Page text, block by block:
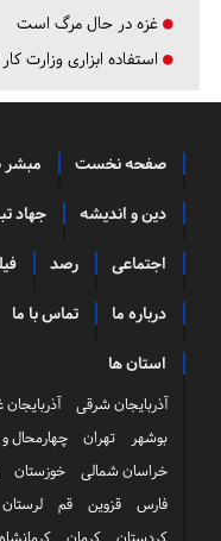
غزه در حال مرگ است
استفاده ابزاری وزارت
صفحه نخست
دین و اندیشه جهاد
اجتماعی رصد
درباره ما تماس با ما
استان ها
آذربایجان شرقی
بوشهر
تهران چهارمحال
خراسان شمالی
خوزستان
فارس
قزوین قم لرستان